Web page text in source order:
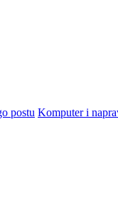
Komputer i